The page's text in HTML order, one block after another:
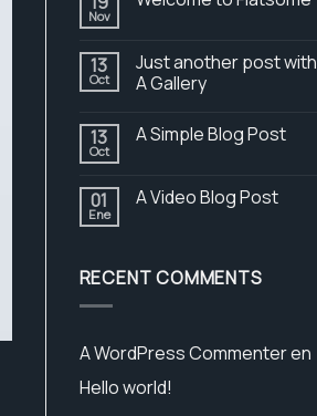
Nov
13
Oct
Just another post with
A Gallery
13
Oct
A Simple Blog Post
01
Ene
A Video Blog Post
RECENT COMMENTS
A WordPress Commenteren
Hello world!